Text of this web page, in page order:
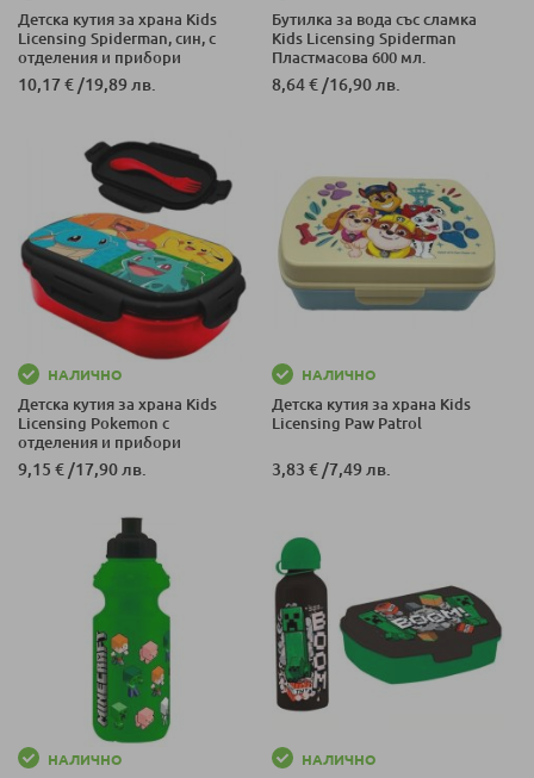
Детска кутия за храна Kids
Licensing Spiderman, син, с
отделения и прибори
10,17 € /19,89 лв.
Бутилка за вода със сламка
Kids Licensing Spiderman
Пластмасова 600 мл.
8,64 € /16,90 лв.
НАЛИЧНО
Детска кутия за храна Kids
Licensing Pokemon с
отделения и прибори
9,15 € /17,90 лв.
НАЛИЧНО
Детска кутия за храна Kids
Licensing Paw Patrol
3,83 € /7,49 лв.
НАЛИЧНО НАЛИЧНО